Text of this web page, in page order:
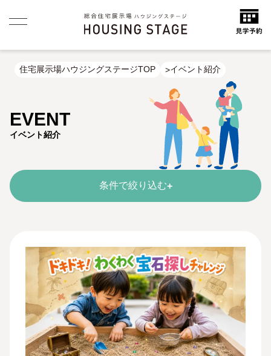
住宅展示場ハウジングステージTOP イベント紹介
EVENT
イベント紹介
条件で絞り込む+
埼玉
浦和 大宮北 上尾 熊谷 本庄
川越 所沢 新座・朝霞 三郷